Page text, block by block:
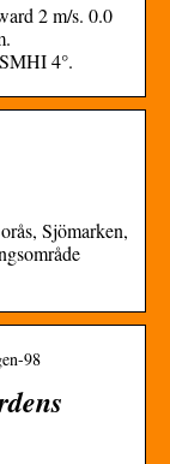
2 m/s. 0.0
4°.
Sjömarken,
98